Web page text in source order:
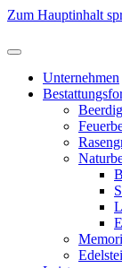
Zum Hauptinhalt
Unternehmen